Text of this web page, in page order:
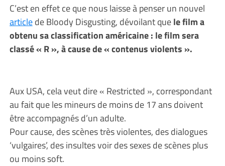
C’est en effet ce que nous laisse à penser un nouvel
articlede Bloody Disgusting, dévoilant quele film a
obtenu sa classification américaine : le film sera
classé « R », à cause de « contenus violents ».
Aux USA, cela veut dire « Restricted », correspondant
au fait que les mineurs de moins de 17 ans doivent
être accompagnés d’un adulte.
Pour cause, des scènes très violentes, des dialogues
‘vulgaires’, des insultes voir des sexes de scènes plus
ou moins soft.